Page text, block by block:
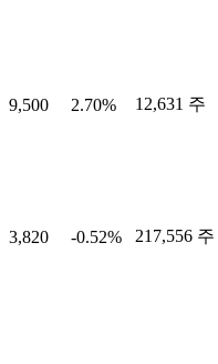
9,500 2.70% 12,631 주
3,820 -0.52% 217,556 주